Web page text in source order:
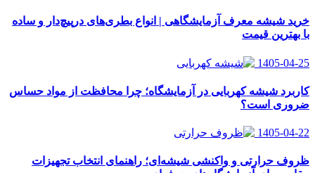
خرید شیشه معرف آزمایشگاهی | انواع بطری‌های در‌پیچ‌دار و ساده
با بهترین قیمت
1405-04-25
کاربرد شیشه کهربایی در آزمایشگاه؛ چرا محافظت از مواد حساس
ضروری است؟
1405-04-22
ظروف حرارتی و واکنشی شیشه‌ای؛ راهنمای انتخاب تجهیزات